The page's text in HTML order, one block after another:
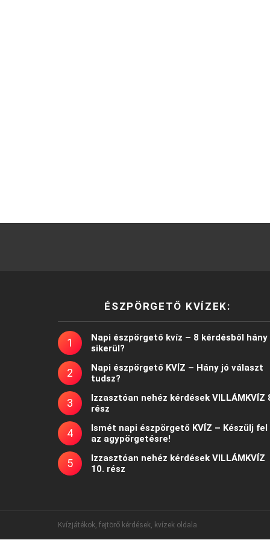
ÉSZPÖRGETŐ KVÍZEK:
Napi észpörgető kvíz – 8 kérdésből hány
sikerül?
Napi észpörgető KVÍZ – Hány jó választ
tudsz?
Izzasztóan nehéz kérdések VILLÁMKVÍZ
rész
Ismét napi észpörgető KVÍZ – Készülj fel
az agypörgetésre!
Izzasztóan nehéz kérdések VILLÁMKVÍZ
10. rész
Kvízjátékok, fejtörő kérdések, kvízek oldala